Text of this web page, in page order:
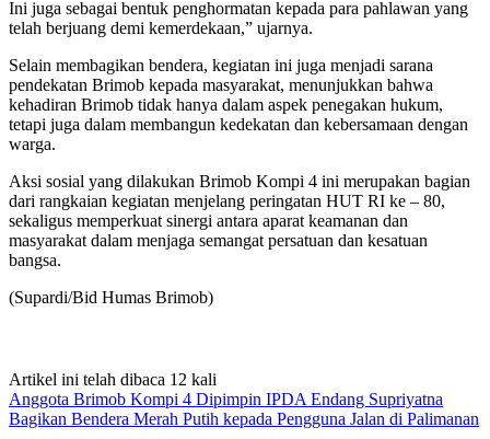
Ini juga sebagai bentuk penghormatan kepada para pahlawan yang
telah berjuang demi kemerdekaan,” ujarnya.
Selain membagikan bendera, kegiatan ini juga menjadi sarana
pendekatan Brimob kepada masyarakat, menunjukkan bahwa
kehadiran Brimob tidak hanya dalam aspek penegakan hukum,
tetapi juga dalam membangun kedekatan dan kebersamaan dengan
warga.
Aksi sosial yang dilakukan Brimob Kompi 4 ini merupakan bagian
dari rangkaian kegiatan menjelang peringatan HUT RI ke – 80,
sekaligus memperkuat sinergi antara aparat keamanan dan
masyarakat dalam menjaga semangat persatuan dan kesatuan
bangsa.
(Supardi/Bid Humas Brimob)
Artikel ini telah dibaca 12 kali
Anggota Brimob Kompi 4 Dipimpin IPDA Endang Supriyatna
Bagikan Bendera Merah Putih kepada Pengguna Jalan di Palimanan